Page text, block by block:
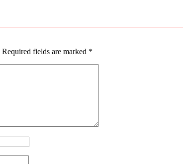
Required fields are marked *